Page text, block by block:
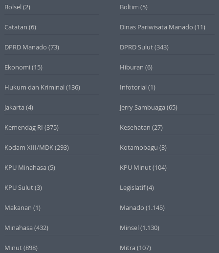
Bolsel (2) Boltim (5)
Catatan (6) Dinas Pariwisata Manado (11)
DPRD Manado (73) DPRD Sulut(343)
Ekonomi (15) Hiburan (6)
Hukum dan Kriminal (136) Infotorial (1)
Jakarta (4) Jerry Sambuaga (65)
Kemendag RI (375) Kesehatan (27)
Kodam XIII/MDK(293) Kotamobagu (3)
KPU Minahasa (5) KPU Minut(104)
KPU Sulut(3) Legislatif(4)
Makanan (1) Manado (1.145)
Minahasa (432) Minsel (1.130)
Minut(898) Mitra (107)